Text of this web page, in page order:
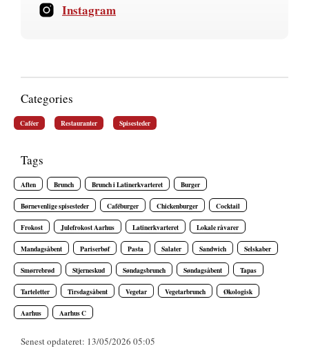
Instagram
Categories
Caféer Restauranter Spisesteder
Tags
Aften Brunch Brunch i Latinerkvarteret Burger
Børnevenlige spisesteder Caféburger Chickenburger Cocktail
Frokost Julefrokost Aarhus Latinerkvarteret Lokale råvarer
Mandagsåbent Pariserbøf Pasta Salater Sandwich Selskaber
Smørrebrød Stjerneskud Søndagsbrunch Søndagsåbent Tapas
Tarteletter Tirsdagsåbent Vegetar Vegetarbrunch Økologisk
Aarhus Aarhus C
Senest opdateret: 13/05/2026 05:05